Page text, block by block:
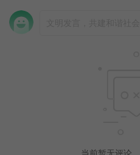
当前暂无评论